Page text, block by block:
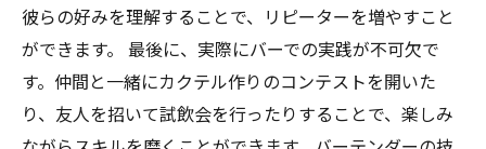
彼らの好みを理解することで、リピーターを増やすこと
ができます。 最後に、実際にバーでの実践が不可欠で
す。仲間と一緒にカクテル作りのコンテストを開いた
り、友人を招いて試飲会を行ったりすることで、楽しみ